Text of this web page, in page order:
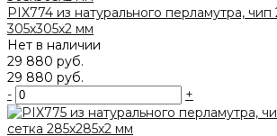
PIX774 из натурального перламутра,
305х305х2 мм
Нет в наличии
29 880 руб.
29 880 руб.
-
+